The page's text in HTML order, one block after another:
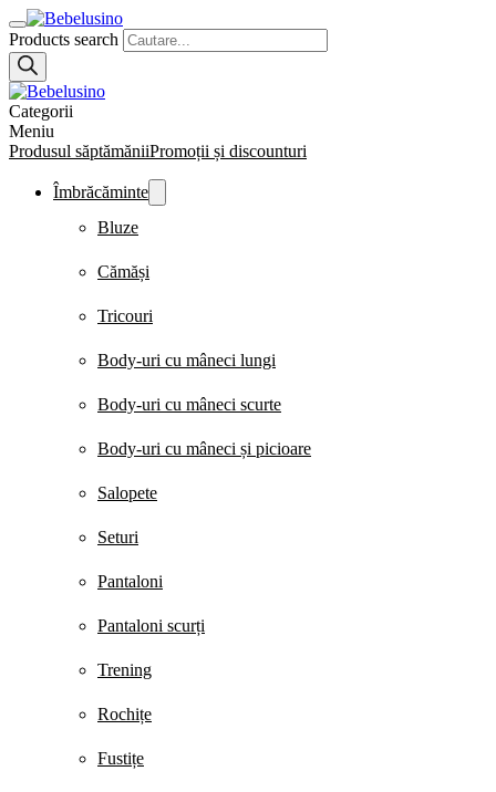
Products search
Categorii
Meniu
Produsul săptămăniiPromoții și discounturi
Îmbrăcăminte
Bluze
Cămăși
Tricouri
Body-uri cu mâneci lungi
Body-uri cu mâneci scurte
Body-uri cu mâneci și picioare
Salopete
Seturi
Pantaloni
Pantaloni scurți
Trening
Rochițe
Fustițe